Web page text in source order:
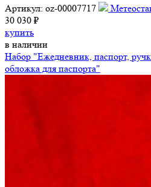
Артикул: oz-00007717
30 030 ₽
купить
в наличии
Набор "Ежедневник, паспорт,
обложка для паспорта"